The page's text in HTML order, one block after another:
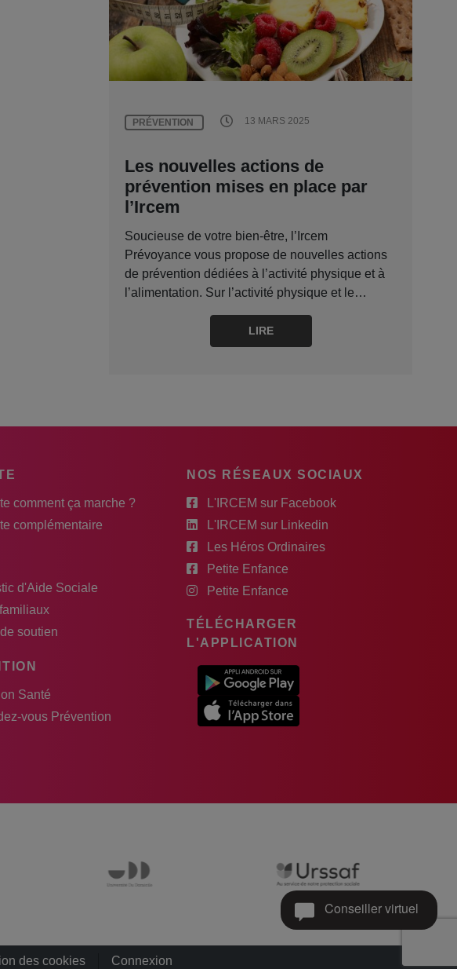
PRÉVENTION 13 MARS 2025
Les nouvelles actions de
prévention mises en place par
l’Ircem
Soucieuse de votre bien-être, l’Ircem
Prévoyance vous propose de nouvelles actions
de prévention dédiées à l’activité physique et à
l’alimentation. Sur l’activité physique et le…
LIRE
comment ça marche ?
complémentaire
d'Aide Sociale
soutien
Santé
vous Prévention
NOS RÉSEAUX SOCIAUX
L'IRCEM sur Facebook
L'IRCEM sur Linkedin
Les Héros Ordinaires
Petite Enfance
Petite Enfance
TÉLÉCHARGER
L'APPLICATION
Conseiller virtuel
des cookies Connexion